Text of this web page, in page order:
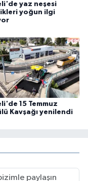
yaz neşesi
yoğun ilgi
15 Temmuz
Kavşağı yenilendi